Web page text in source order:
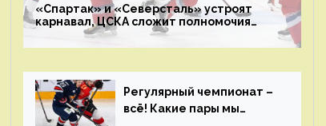
«Спартак» и «Северсталь» устроят
карнавал, ЦСКА сложит полномочия
чемпиона. Превью первого раунда плей-
офф на Западе
Регулярный чемпионат –
всё! Какие пары мы